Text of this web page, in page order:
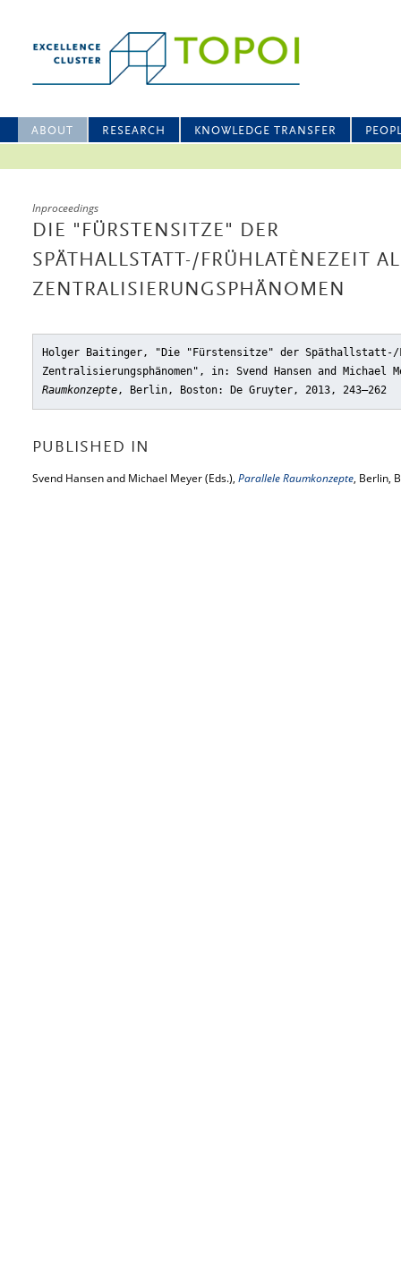
ABOUT RESEARCH KNOWLEDGE TRANSFER
Inproceedings
DIE "FÜRSTENSITZE" DER
SPÄTHALLSTATT-/FRÜHLATÈNEZEIT
ZENTRALISIERUNGSPHÄNOMEN
Holger Baitinger, "Die "Fürstensitze" der
Zentralisierungsphänomen" , in: Svend Hansen and Michael
Raumkonzepte, Berlin, Boston: De Gruyter, 2013, 243–262
PUBLISHED IN
Svend Hansen and Michael Meyer (Eds.), Parallele Raumkonzepte, Berlin,